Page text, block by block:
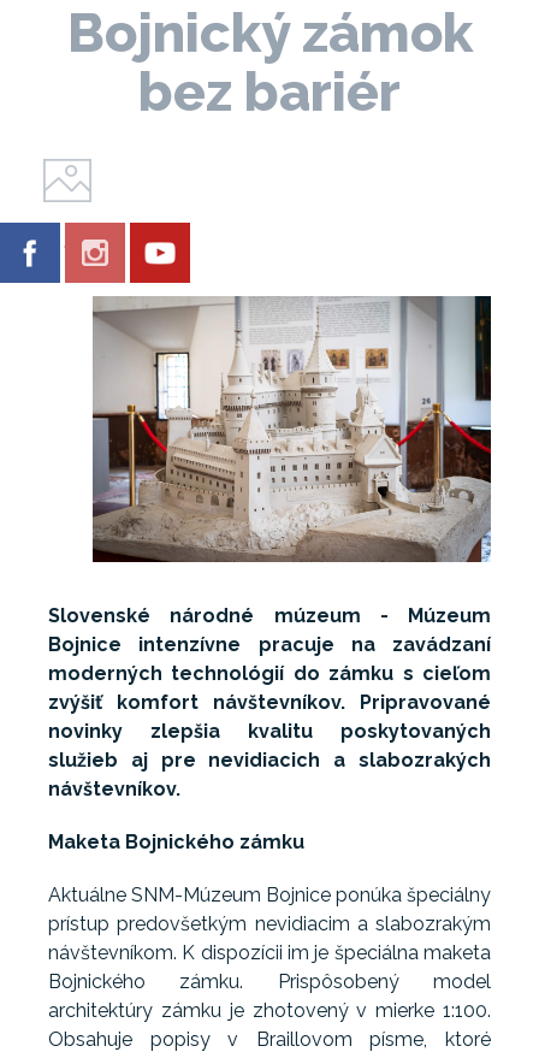
Bojnický zámok
bez bariér
Galéria
Slovenské národné múzeum - Múzeum
Bojnice intenzívne pracuje na zavádzaní
moderných technológií do zámku s cieľom
zvýšiť komfort návštevníkov. Pripravované
novinky zlepšia kvalitu poskytovaných
služieb aj pre nevidiacich a slabozrakých
návštevníkov.
Maketa Bojnického zámku
Aktuálne SNM-Múzeum Bojnice ponúka špeciálny
prístup predovšetkým nevidiacim a slabozrakým
návštevníkom. K dispozícii im je špeciálna maketa
Bojnického zámku. Prispôsobený model
architektúry zámku je zhotovený v mierke 1:100.
Obsahuje popisy v Braillovom písme, ktoré